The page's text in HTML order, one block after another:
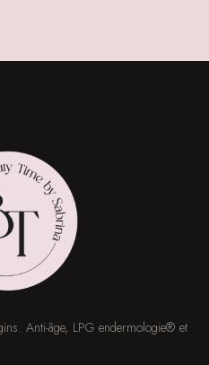
Anti-âge, LPG endermologie® et